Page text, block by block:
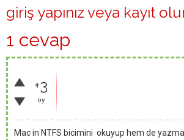
giriş yapınız veya kayıt
1 cevap
+3
oy
Mac in NTFS bicimini okuyup hem de